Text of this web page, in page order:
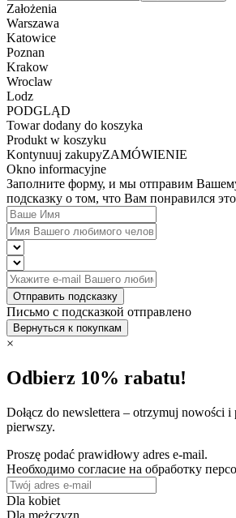
Założenia
Warszawa
Katowice
Poznan
Krakow
Wroclaw
Lodz
PODGLĄD
Towar dodany do koszyka
Produkt w koszyku
Kontynuuj zakupyZAMÓWIENIE
Okno informacyjne
Заполните форму, и мы отправим
подсказку о том, что Вам понравился
Отправить подсказку
Письмо с подсказкой отправлено
Вернуться к покупкам
×
Odbierz 10% rabatu!
Dołącz do newslettera – otrzymuj nowości i
pierwszy.
Proszę podać prawidłowy adres e-mail.
Необходимо согласие на обработку
Dla kobiet
Dla mężczyzn